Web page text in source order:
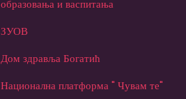
образовања и васпитања
ЗУОВ
Дом здравља Богатић
Национална платформа " Чувам те"